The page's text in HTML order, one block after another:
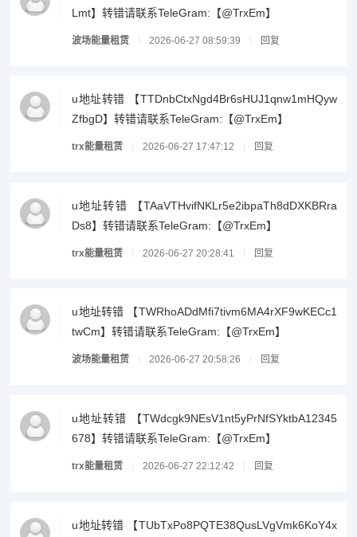
Lmt】转错请联系TeleGram:【@TrxEm】
波场能量租赁 2026-06-27 08:59:39 回复
u地址转错 【TTDnbCtxNgd4Br6sHUJ1qnw1mHQyw
ZfbgD】转错请联系TeleGram:【@TrxEm】
trx能量租赁 2026-06-27 17:47:12 回复
u地址转错 【TAaVTHvifNKLr5e2ibpaTh8dDXKBRra
Ds8】转错请联系TeleGram:【@TrxEm】
trx能量租赁 2026-06-27 20:28:41 回复
u地址转错 【TWRhoADdMfi7tivm6MA4rXF9wKECc1
twCm】转错请联系TeleGram:【@TrxEm】
波场能量租赁 2026-06-27 20:58:26 回复
u地址转错 【TWdcgk9NEsV1nt5yPrNfSYktbA12345
678】转错请联系TeleGram:【@TrxEm】
trx能量租赁 2026-06-27 22:12:42 回复
u地址转错 【TUbTxPo8PQTE38QusLVgVmk6KoY4x